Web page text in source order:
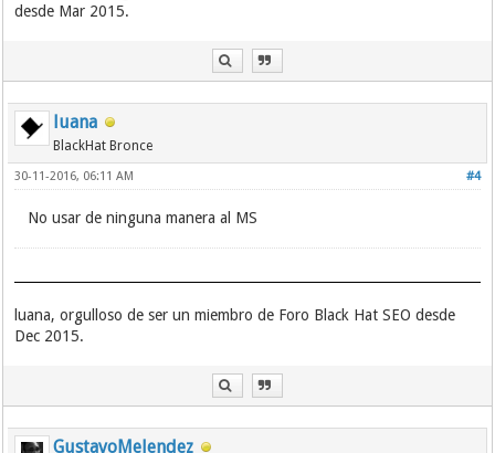
desde Mar 2015.
luana
BlackHat Bronce
#4
30-11-2016, 06:11 AM
No usar de ninguna manera al MS
luana, orgulloso de ser un miembro de Foro Black Hat SEO desde
Dec 2015.
GustavoMelendez